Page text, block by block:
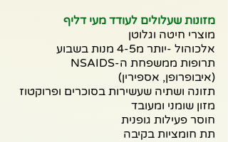
מזונות שעלולים לעודד מעי דליף
מוצרי חיטה וגלוטן
אלכוהול -יותר מ4-5 מנות בשבוע
(איבופרופן, אספירין)
תזונה ושתיה שעשירות בסוכרים ופרוקטוז
מזון שומני ומעובד
חוסר פעילות גופנית
תת חומציות בקיבה